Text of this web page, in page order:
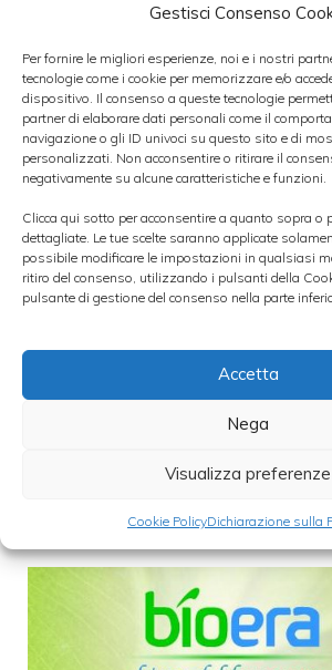
Gestisci Consenso
Per fornire le migliori esperienze, noi e i nostri
tecnologie come i cookie per memorizzare e/o
dispositivo. Il consenso a queste tecnologie
partner di elaborare dati personali come il
navigazione o gli ID univoci su questo sito e di
personalizzati. Non acconsentire o ritirare il
negativamente su alcune caratteristiche e funzioni.
Clicca qui sotto per acconsentire a quanto sopra o
dettagliate. Le tue scelte saranno applicate
possibile modificare le impostazioni in qualsiasi
ritiro del consenso, utilizzando i pulsanti della
pulsante di gestione del consenso nella parte
Accetta
Nega
Visualizza preferenze
Cookie PolicyDichiarazione sulla
collocamento istituzionale
stata pari a circa 1,3 volte
Complessivamente, quindi,
registrato richieste per
titoli da parte di 121
sono state vendute al prezzo
ciascuna.
Ritorno in Borsa Bioera
acquisizioni e crescita